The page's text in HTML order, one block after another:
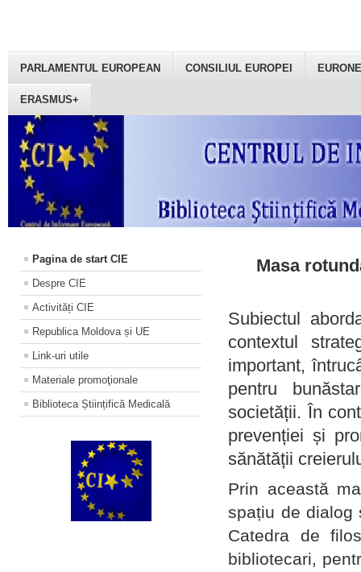
PARLAMENTUL EUROPEAN CONSILIUL EUROPEI
ERASMUS+
Pagina de start CIE
Despre CIE
Activități CIE
Republica Moldova și UE
Link-uri utile
Materiale promoţionale
Biblioteca Științifică Medicală
Masa
Subiectul
contextul
important,
pentru
societății. În
prevenției și
sănătății
Prin această
spațiu de dialog
Catedra de
bibliotecari,